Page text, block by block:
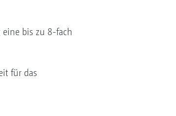
bis zu 8-fach
für das